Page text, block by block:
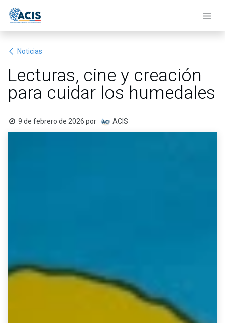
Noticias
Lecturas, cine y creación
para cuidar los humedales
9 de febrero de 2026 por ACIS